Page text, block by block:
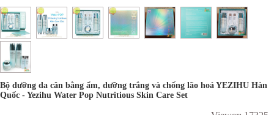
Bộ dưỡng da cân bằng ẩm, dưỡng trắng và chống lão hoá YEZIHU Hàn
Quốc - Yezihu Water Pop Nutritious Skin Care Set